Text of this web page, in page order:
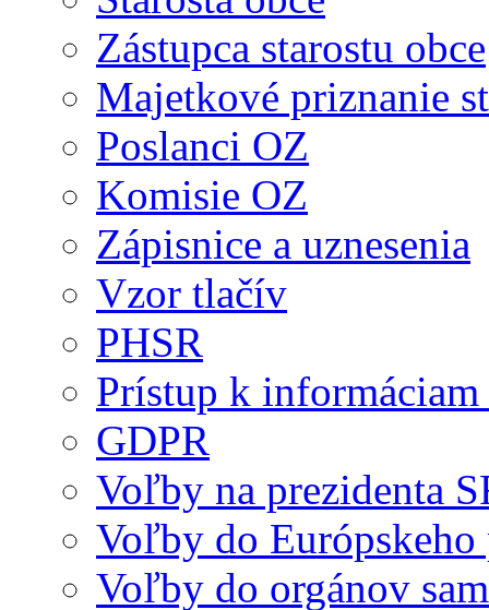
Zástupca starostu obce
Majetkové priznanie
Poslanci OZ
Komisie OZ
Zápisnice a uznesenia
Vzor tlačív
PHSR
Prístup k
GDPR
Voľby na prezidenta
Voľby do Európskeho
Voľby do orgánov